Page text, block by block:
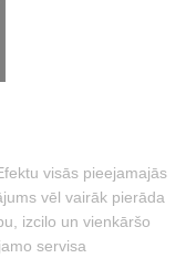
visās pieejamajās
vēl vairāk pierāda
izcilo un vienkāršo
servisa